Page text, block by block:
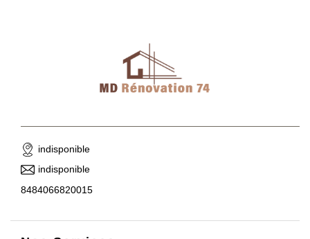
indisponible
indisponible
8484066820015